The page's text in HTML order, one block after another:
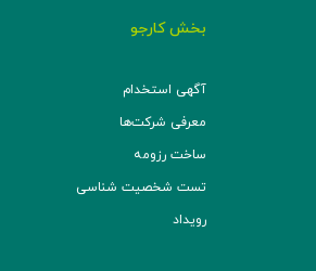
بخش کارجو
آگهی استخدام
معرفی شرکت‌ها
ساخت رزومه
تست شخصیت شناسی
رویداد